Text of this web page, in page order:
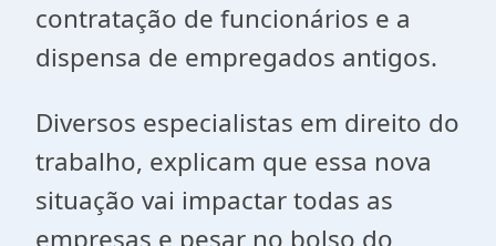
contratação de funcionários e a
dispensa de empregados antigos.
Diversos especialistas em direito do
trabalho, explicam que essa nova
situação vai impactar todas as
empresas e pesar no bolso do